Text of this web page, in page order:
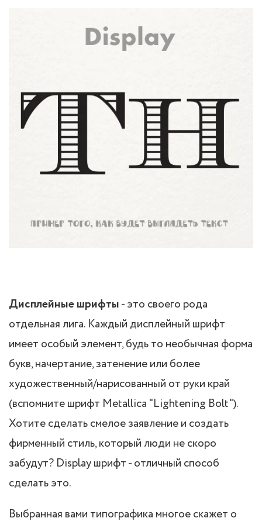
Дисплейные шрифты- это своего рода
отдельная лига. Каждый дисплейный шрифт
имеет особый элемент, будь то необычная форма
букв, начертание, затенение или более
художественный/нарисованный от руки край
(вспомните шрифт Metallica "Lightening Bolt").
Хотите сделать смелое заявление и создать
фирменный стиль, который люди не скоро
забудут? Display шрифт - отличный способ
сделать это.
Выбранная вами типографика многое скажет о